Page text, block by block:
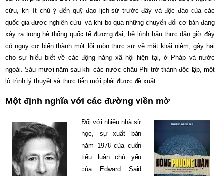
cứu, khi ít chú ý đến quỹ đạo lịch sử trước đây và độc đáo của các
quốc gia được nghiên cứu, và khi bỏ qua những chuyển đổi cơ bản đang
xảy ra trong hệ thống quốc tế đương đại, hệ hình hậu thực dân giờ đây
có nguy cơ biến thành một lối mòn thực sự về mặt khái niệm, gây hại
cho sự hiểu biết về các động năng xã hội hiện tại, ở Pháp và nước
ngoài. Sáu mươi năm sau khi các nước châu Phi trở thành độc lập, một
lộ trình lý thuyết và thực tiễn mới phải được đề xuất.
Một định nghĩa với các đường viền mờ
Đối với nhiều nhà sử
học, sự xuất bản
năm 1978 của cuốn
tiểu luận chủ yếu
của Edward Said